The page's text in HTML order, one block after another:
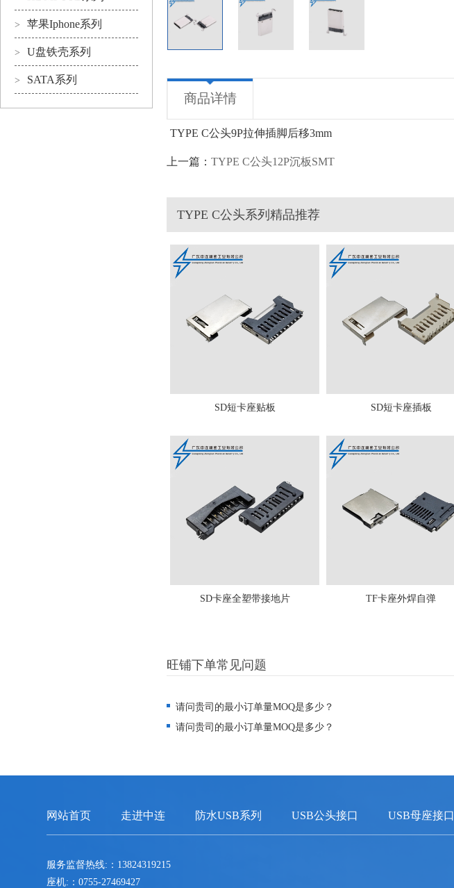
> 苹果Iphone系列
> U盘铁壳系列
> SATA系列
商品详情
TYPE C公头9P拉伸插脚后移3mm
上一篇： TYPE C公头12P沉板SMT
TYPE C公头系列精品推荐
SD短卡座贴板 SD短卡座插板
SD卡座全塑带接地片 TF卡座外焊自弹
旺铺下单常见问题
请问贵司的最小订单量MOQ是多少？
请问贵司的最小订单量MOQ是多少？
网站首页 走进中连 防水USB系列 USB公头接口 USB母座接口
服务监督热线:：13824319215
座机:：0755-27469427